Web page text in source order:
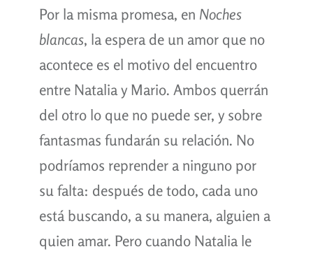
Por la misma promesa, en Noches
blancas, la espera de un amor que no
acontece es el motivo del encuentro
entre Natalia y Mario. Ambos querrán
del otro lo que no puede ser, y sobre
fantasmas fundarán su relación. No
podríamos reprender a ninguno por
su falta: después de todo, cada uno
está buscando, a su manera, alguien a
quien amar. Pero cuando Natalia le